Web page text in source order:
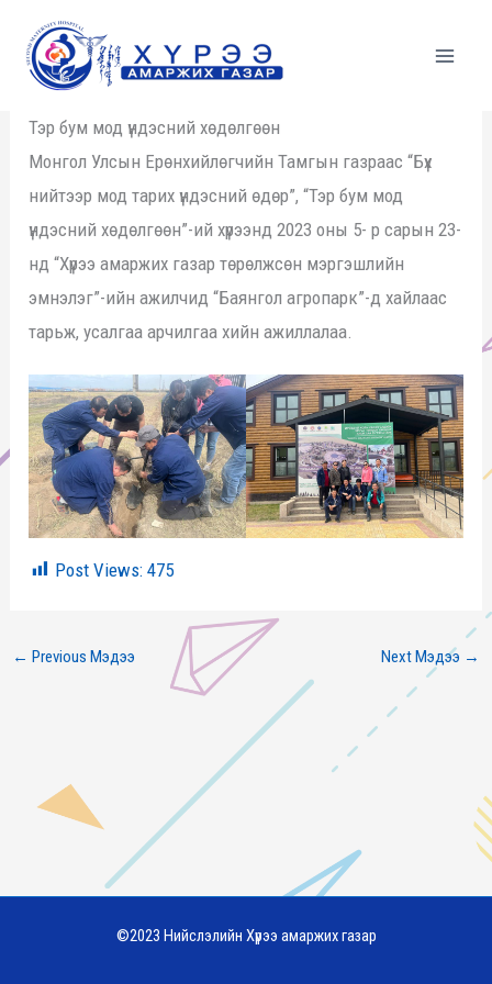
content
Тэр бум мод үндэсний хөдөлгөөн
Монгол Улсын Ерөнхийлөгчийн Тамгын газраас “Бүх
нийтээр мод тарих үндэсний өдөр”, “Тэр бум мод
үндэсний хөдөлгөөн”-ий хүрээнд 2023 оны 5- р сарын 23-
нд “Хүрээ амаржих газар төрөлжсөн мэргэшлийн
эмнэлэг”-ийн ажилчид “Баянгол агропарк”-д хайлаас
тарьж, усалгаа арчилгаа хийн ажиллалаа.
Post Views: 475
← Previous Мэдээ Next Мэдээ →
©2023 Нийслэлийн Хүрээ амаржих газар